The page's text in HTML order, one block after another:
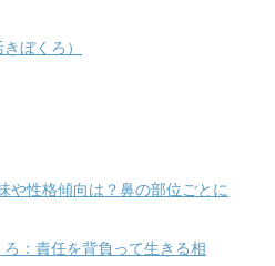
ぼくろ）
や性格傾向は？鼻の部位ごとに
：責任を背負って生きる相